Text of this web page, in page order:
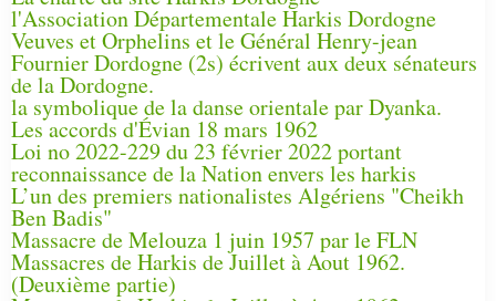
l'Association Départementale Harkis Dordogne
Veuves et Orphelins et le Général Henry-jean
Fournier Dordogne (2s) écrivent aux deux sénateurs
de la Dordogne.
la symbolique de la danse orientale par Dyanka.
Les accords d'Évian 18 mars 1962
Loi no 2022-229 du 23 février 2022 portant
reconnaissance de la Nation envers les harkis
L’un des premiers nationalistes Algériens "Cheikh
Ben Badis"
Massacre de Melouza 1 juin 1957 par le FLN
Massacres de Harkis de Juillet à Aout 1962.
(Deuxième partie)